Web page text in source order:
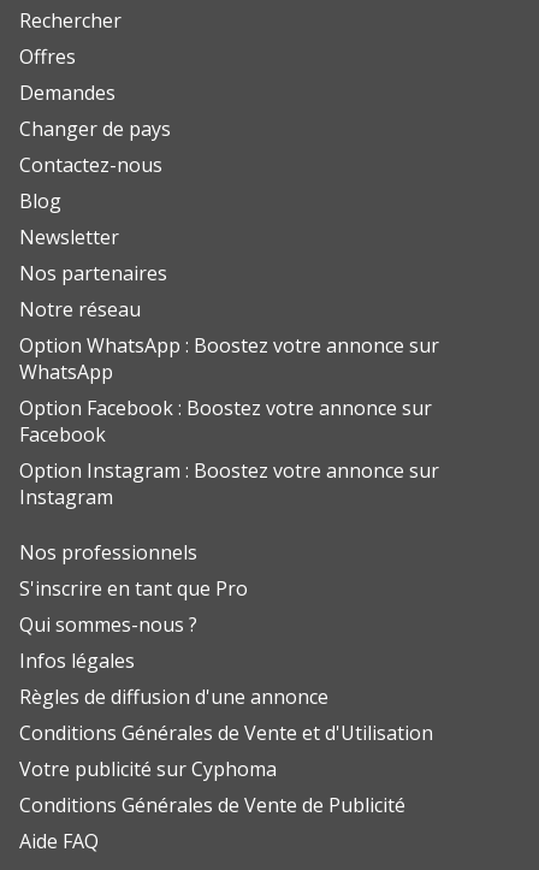
Rechercher
Offres
Demandes
Changer de pays
Contactez-nous
Blog
Newsletter
Nos partenaires
Notre réseau
Option WhatsApp : Boostez votre annonce sur
WhatsApp
Option Facebook : Boostez votre annonce sur
Facebook
Option Instagram : Boostez votre annonce sur
Instagram
Nos professionnels
S'inscrire en tant que Pro
Qui sommes-nous ?
Infos légales
Règles de diffusion d'une annonce
Conditions Générales de Vente et d'Utilisation
Votre publicité sur Cyphoma
Conditions Générales de Vente de Publicité
Aide FAQ